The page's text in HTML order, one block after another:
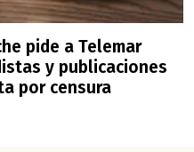
pide a Telemar
y publicaciones
críticas, crece alerta por censura